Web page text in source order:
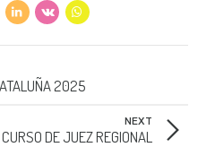
2025
NEXT
DE JUEZ REGIONAL